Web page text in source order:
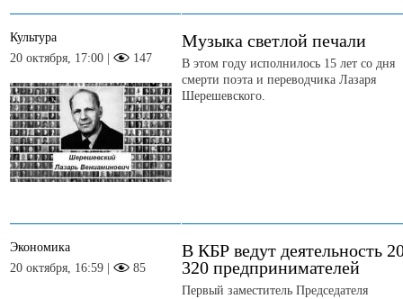
Культура
20 октября, 17:00 |
147
Музыка светлой печали
В этом году исполнилось 15 лет со дня
смерти поэта и переводчика Лазаря
Шерешевского.
Экономика
20 октября, 16:59 |
85
В КБР ведут деятельность
320 предпринимателей
Первый заместитель Председателя